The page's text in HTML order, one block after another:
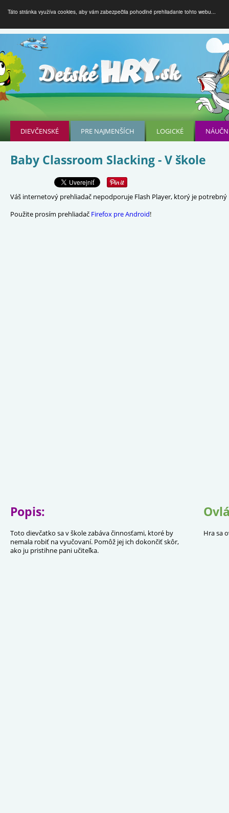
Táto stránka využíva cookies, aby vám zabezpečila pohodlné prehliadanie tohto webu...
DIEVČENSKÉ PRE NAJMENŠÍCH LOGICKÉ
Baby Classroom Slacking - V škole
Váš internetový prehliadač nepodporuje Flash Player, ktorý je
Použite prosím prehliadač Firefox pre Android!
Popis:
Toto dievčatko sa v škole zabáva činnosťami, ktoré by
nemala robiť na vyučovaní. Pomôž jej ich dokončiť skôr,
ako ju pristihne pani učiteľka.
Hra sa